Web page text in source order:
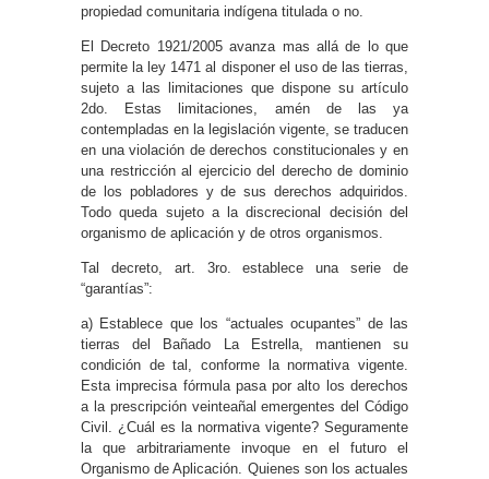
propiedad comunitaria indígena titulada o no.
El Decreto 1921/2005 avanza mas allá de lo que
permite la ley 1471 al disponer el uso de las tierras,
sujeto a las limitaciones que dispone su artículo
2do. Estas limitaciones, amén de las ya
contempladas en la legislación vigente, se traducen
en una violación de derechos constitucionales y en
una restricción al ejercicio del derecho de dominio
de los pobladores y de sus derechos adquiridos.
Todo queda sujeto a la discrecional decisión del
organismo de aplicación y de otros organismos.
Tal decreto, art. 3ro. establece una serie de
“garantías”:
a) Establece que los “actuales ocupantes” de las
tierras del Bañado La Estrella, mantienen su
condición de tal, conforme la normativa vigente.
Esta imprecisa fórmula pasa por alto los derechos
a la prescripción veinteañal emergentes del Código
Civil. ¿Cuál es la normativa vigente? Seguramente
la que arbitrariamente invoque en el futuro el
Organismo de Aplicación. Quienes son los actuales